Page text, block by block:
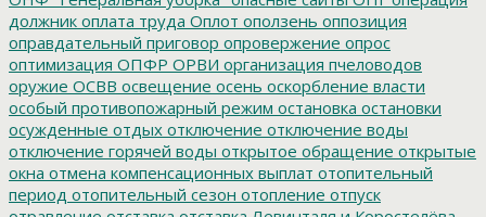
должник оплата труда Оплот оползень оппозиция
оправдательный приговор опровержение опрос
оптимизация ОПФР ОРВИ организация пчеловодов
оружие ОСВВ освещение осень оскорбление власти
особый противопожарный режим остановка остановки
осужденные отдых отключение отключение воды
отключение горячей воды открытое обращение открытые
окна отмена компенсационных выплат отопительный
период отопительный сезон отопление отпуск